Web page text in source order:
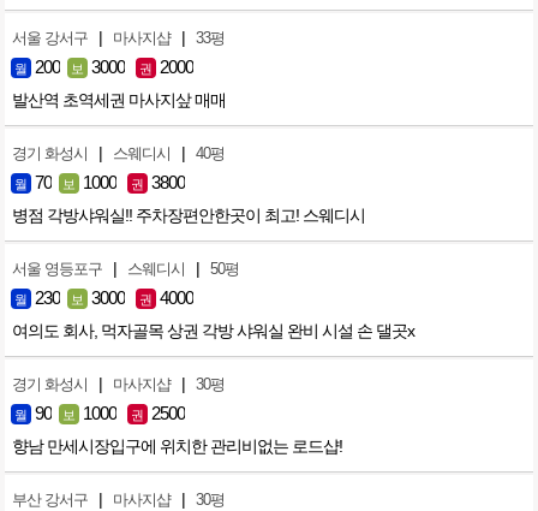
서울 강서구 | 마사지샵 | 33평
월 200 보 3000 권 2000
발산역 초역세권 마사지샆 매매
경기 화성시 | 스웨디시 | 40평
월 70 보 1000 권 3800
병점 각방샤워실!! 주차장편안한곳이 최고! 스웨디시
서울 영등포구 | 스웨디시 | 50평
월 230 보 3000 권 4000
여의도 회사, 먹자골목 상권 각방 샤워실 완비 시설 손 댈곳x
경기 화성시 | 마사지샵 | 30평
월 90 보 1000 권 2500
향남 만세시장입구에 위치한 관리비없는 로드샵!
부산 강서구 | 마사지샵 | 30평